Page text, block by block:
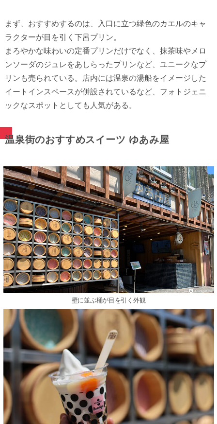
まず、おすすめするのは、入口に立つ緑色のカエルのキャ
ラクターが目を引く下呂プリン。
まろやかな味わいの定番プリンだけでなく、抹茶味やメロ
ンソーダのジュレをあしらったプリンなど、ユニークなプ
リンも売られている。店内には温泉の湯船をイメージした
イートインスペースが併設されているなど、フォトジェニ
ックなスポットとしても人気がある。
温泉街のおすすめスイーツ ゆあみ屋
壁に並ぶ桶が目を引く外観